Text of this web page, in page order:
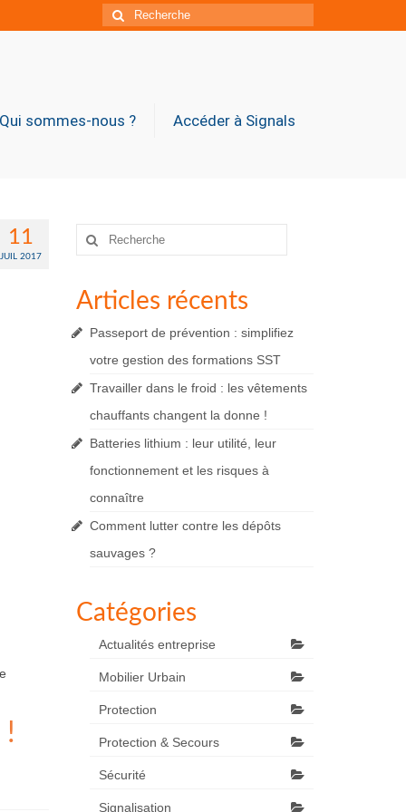
Rechercher
:
Qui sommes-nous ? Accéder à Signals
11
JUIL 2017
!
Rechercher
Articles récents
Passeport de prévention : simplifiez
votre gestion des formations SST
Travailler dans le froid : les vêtements
chauffants changent la donne !
Batteries lithium : leur utilité, leur
fonctionnement et les risques à
connaître
Comment lutter contre les dépôts
sauvages ?
Catégories
Actualités entreprise
Mobilier Urbain
Protection
Protection & Secours
Sécurité
Signalisation